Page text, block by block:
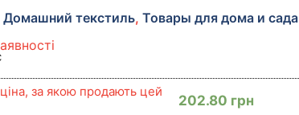
Домашний текстиль,Товары для дома и сада
за якою продають цей
202.80 грн